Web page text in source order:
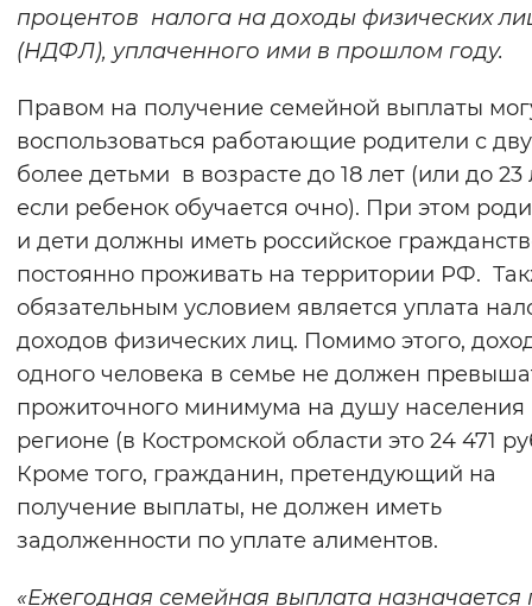
Синий фон
Включены Выключены
Звуковой ассистент
Воспроизвести Остановить
Вернуть стандартные настройки
процентов налога на доходы физических
(НДФЛ), уплаченного ими в прошлом году.
Правом на получение семейной выплаты
воспользоваться работающие родители с
более детьми в возрасте до 18 лет (или до 23
если ребенок обучается очно). При этом
и дети должны иметь российское
постоянно проживать на территории РФ.
обязательным условием является уплата
доходов физических лиц. Помимо этого,
одного человека в семье не должен
прожиточного минимума на душу населения
регионе (в Костромской области это 24 471
Кроме того, гражданин, претендующий на
получение выплаты, не должен иметь
задолженности по уплате алиментов.
«Ежегодная семейная выплата назначается